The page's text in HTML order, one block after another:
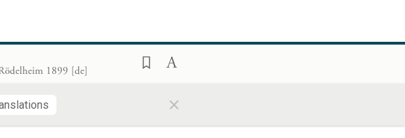
1899 [de]
×